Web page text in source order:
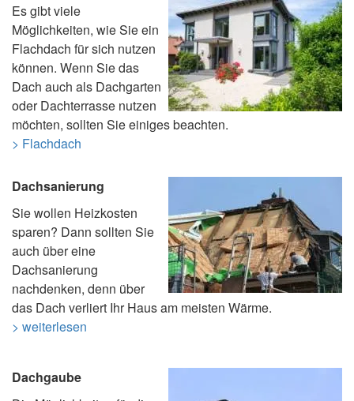
Es gibt viele
Möglichkeiten, wie Sie ein
Flachdach für sich nutzen
können. Wenn Sie das
Dach auch als Dachgarten
oder Dachterrasse nutzen
möchten, sollten Sie einiges beachten.
> Flachdach
Dachsanierung
Sie wollen Heizkosten
sparen? Dann sollten Sie
auch über eine
Dachsanierung
nachdenken, denn über
das Dach verliert Ihr Haus am meisten Wärme.
> weiterlesen
Dachgaube